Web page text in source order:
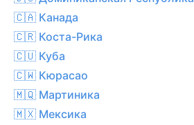
🇨🇦 Канада
🇨🇷 Коста-Рика
🇨🇺 Куба
🇨🇼 Кюрасао
🇲🇶 Мартиника
🇲🇽 Мексика